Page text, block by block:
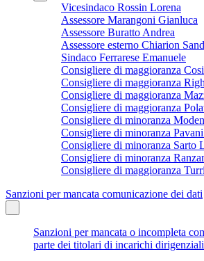
Vicesindaco Rossin Lorena
Assessore Marangoni Gianluca
Assessore Buratto Andrea
Assessore esterno Chiarion
Sindaco Ferrarese Emanuele
Consigliere di maggioranza
Consigliere di maggioranza
Consigliere di maggioranza
Consigliere di maggioranza
Consigliere di minoranza
Consigliere di minoranza
Consigliere di minoranza Sarto
Consigliere di minoranza
Consigliere di maggioranza
Sanzioni per mancata comunicazione dei dati
Sanzioni per mancata o incompleta
parte dei titolari di incarichi dirigenziali